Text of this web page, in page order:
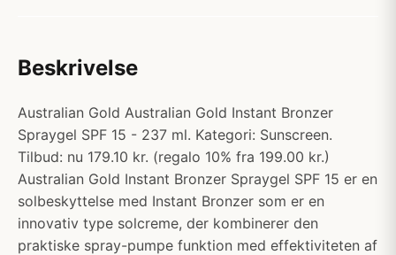
Beskrivelse
Australian Gold Australian Gold Instant Bronzer
Spraygel SPF 15 - 237 ml. Kategori: Sunscreen.
Tilbud: nu 179.10 kr. (regalo 10% fra 199.00 kr.)
Australian Gold Instant Bronzer Spraygel SPF 15 er en
solbeskyttelse med Instant Bronzer som er en
innovativ type solcreme, der kombinerer den
praktiske spray-pumpe funktion med effektiviteten af